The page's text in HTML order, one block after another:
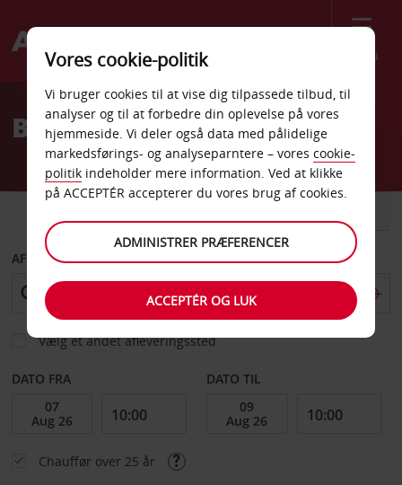
Menu
Welcome
AvisBilleje Bodø Centrum
AFHENT FRA
Vælg et andet afleveringssted
DATO FRA DATO TIL
Chauffør over 25 år
Vores cookie-politik
Vi bruger cookies til at vise dig tilpassede tilbud, til
analyser og til at forbedre din oplevelse på vores
hjemmeside. Vi deler også data med pålidelige
markedsførings- og analyseparntere – vores cookie-
politik indeholder mere information. Ved at klikke
på ACCEPTÉR accepterer du vores brug af cookies.
ADMINISTRER PRÆFERENCER
ACCEPTÉR OG LUK